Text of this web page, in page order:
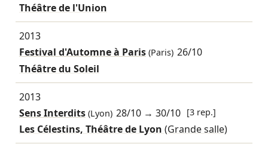
Théâtre de l'Union
2013
Festival d'Automne à Paris(Paris) 26/10
Théâtre du Soleil
2013
Sens Interdits(Lyon) 28/10 →30/10 [3 rep.]
Les Célestins, Théâtre de Lyon (Grande salle)